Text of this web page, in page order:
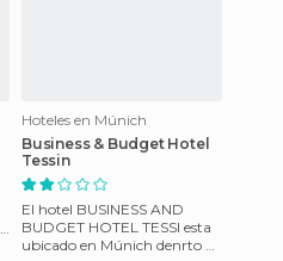
Hoteles en Múnich
Business & Budget Hotel
Tessin
El hotel BUSINESS AND
BUDGET HOTEL TESSI esta
ubicado en Múnich denrto de